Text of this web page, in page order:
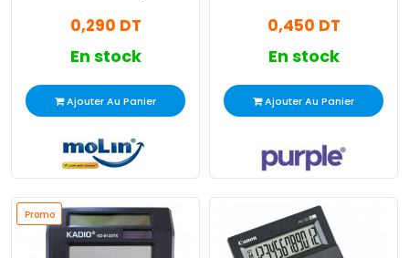
0,290 DT
En stock
Ajouter Au Panier
0,450 DT
En stock
Ajouter Au Panier
Promo